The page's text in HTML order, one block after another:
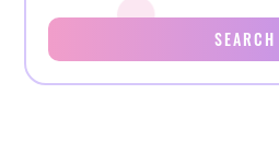
SEARCH